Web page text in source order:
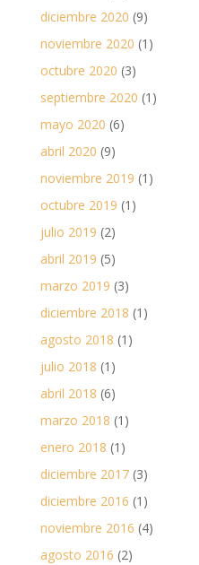
diciembre 2020 (9)
noviembre 2020 (1)
octubre 2020 (3)
septiembre 2020 (1)
mayo 2020 (6)
abril 2020 (9)
noviembre 2019 (1)
octubre 2019 (1)
julio 2019 (2)
abril 2019 (5)
marzo 2019 (3)
diciembre 2018 (1)
agosto 2018 (1)
julio 2018 (1)
abril 2018 (6)
marzo 2018 (1)
enero 2018 (1)
diciembre 2017(3)
diciembre 2016 (1)
noviembre 2016 (4)
agosto 2016 (2)